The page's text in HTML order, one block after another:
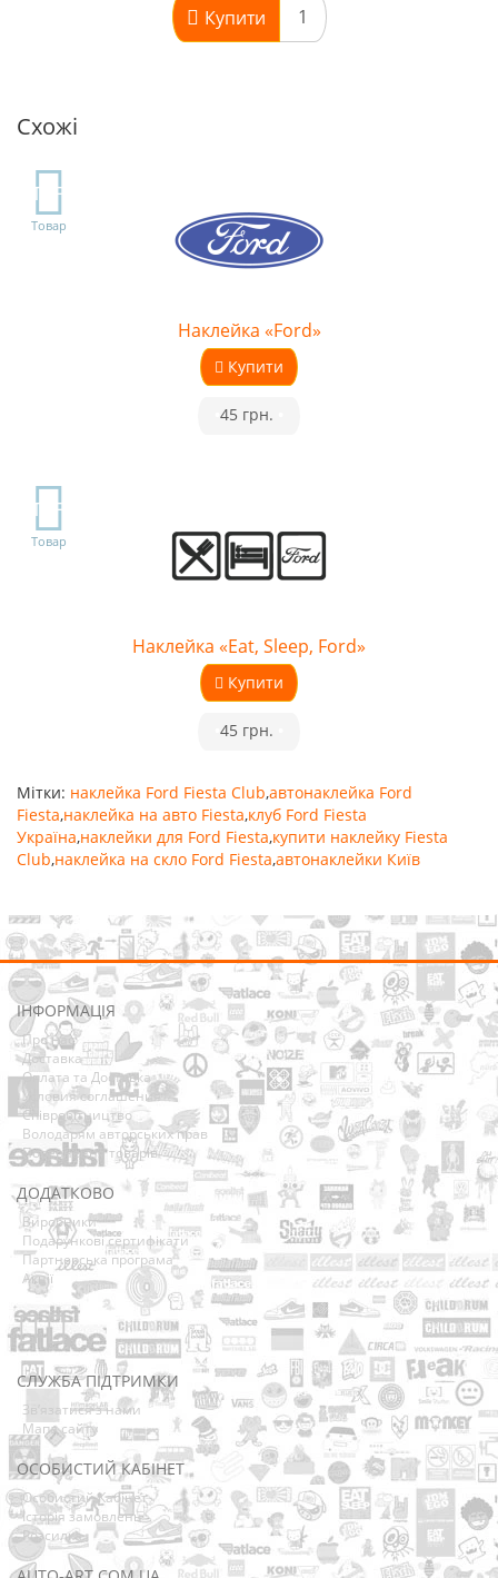
Купити
Схожі
TOP
Товар
Наклейка «Ford»
Купити
45 грн.
TOP
Товар
Наклейка «Eat, Sleep, Ford»
Купити
45 грн.
Мітки: наклейка Ford Fiesta Club,автонаклейка Ford
Fiesta,наклейка на авто Fiesta,клуб Ford Fiesta
Україна,наклейки для Ford Fiesta,купити наклейку Fiesta
Club,наклейка на скло Ford Fiesta,автонаклейки Київ
ІНФОРМАЦІЯ
Про нас
Доставка
Оплата та Доставка
Условия соглашения
Співробітництво
Володарям авторських прав
Повернення товарів
ДОДАТКОВО
Виробники
Подарункові сертифікати
Партнерська програма
Акції
СЛУЖБА ПІДТРИМКИ
Зв’язатися з нами
Мапа сайту
ОСОБИСТИЙ КАБІНЕТ
Особистий Кабінет
Історія замовлень
Розсилка